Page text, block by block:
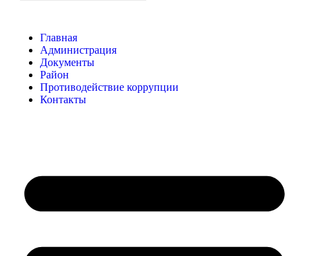
Главная
Администрация
Документы
Район
Противодействие коррупции
Контакты